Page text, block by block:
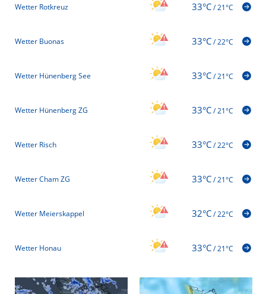
Wetter Rotkreuz 33°C/21°C
Wetter Buonas 33°C/22°C
Wetter Hünenberg See 33°C/21°C
Wetter Hünenberg ZG 33°C/21°C
Wetter Risch 33°C/22°C
Wetter Cham ZG 33°C/21°C
Wetter Meierskappel 32°C/22°C
Wetter Honau 33°C/21°C